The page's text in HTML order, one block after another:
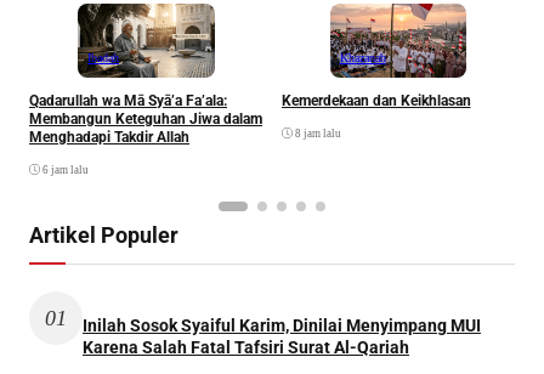
Ibadah
Qadarullah wa Mā Syā’a Fa’ala:
Membangun Keteguhan Jiwa dalam
Menghadapi Takdir Allah
6 jam lalu
Khazanah
Kemerdekaan dan Keikhlasan
8 jam lalu
Artikel Populer
01
Inilah Sosok Syaiful Karim, Dinilai Menyimpang MUI
Karena Salah Fatal Tafsiri Surat Al-Qariah